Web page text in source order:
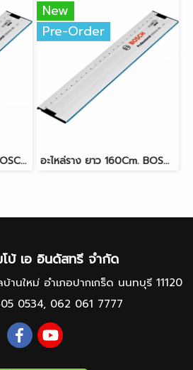
อะไหล่ราง ยาว 80Cm. BOSCH รุ่น FSN 800
New
Pre-Order
อะไหล่ราง ยาว 160Cm. BOSCH รุ่น FSN 1600
บ้ เอ อินดัสทรี จำกัด
นใหม่ อำเภอปากเกร็ด นนทบุรี 11120
0534, 062 061 7777